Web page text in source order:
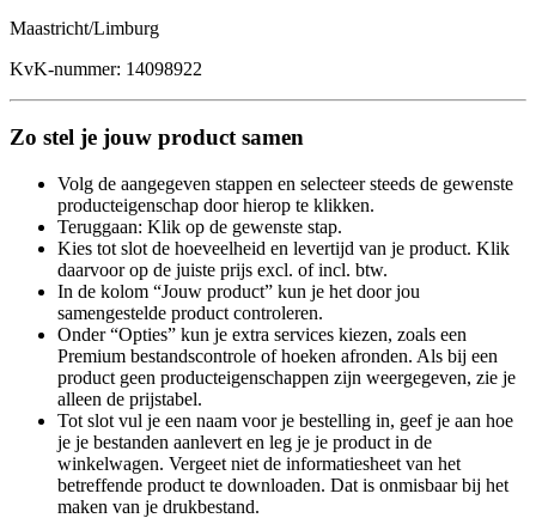
Maastricht/Limburg
KvK-nummer: 14098922
Zo stel je jouw product samen
Volg de aangegeven stappen en selecteer steeds de gewenste
producteigenschap door hierop te klikken.
Teruggaan: Klik op de gewenste stap.
Kies tot slot de hoeveelheid en levertijd van je product. Klik
daarvoor op de juiste prijs excl. of incl. btw.
In de kolom “Jouw product” kun je het door jou
samengestelde product controleren.
Onder “Opties” kun je extra services kiezen, zoals een
Premium bestandscontrole of hoeken afronden. Als bij een
product geen producteigenschappen zijn weergegeven, zie je
alleen de prijstabel.
Tot slot vul je een naam voor je bestelling in, geef je aan hoe
je je bestanden aanlevert en leg je je product in de
winkelwagen. Vergeet niet de informatiesheet van het
betreffende product te downloaden. Dat is onmisbaar bij het
maken van je drukbestand.